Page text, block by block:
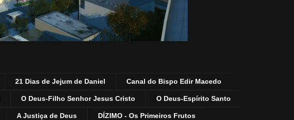
21 Dias de Jejum de Daniel Canal do Bispo Edir Macedo
O Deus-Filho Senhor Jesus Cristo O Deus-Espírito Santo
A Justiça de Deus DÍZIMO - Os Primeiros Frutos